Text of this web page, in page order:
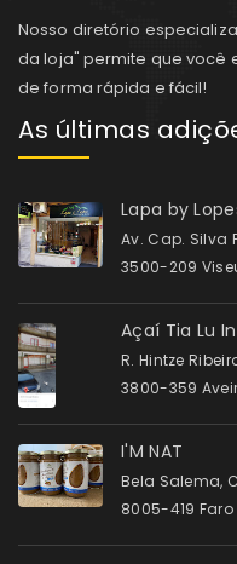
Nosso diretório
da loja" permite que você
de forma rápida e fácil!
As últimas
Lapa by
Av. Cap. Silva
3500-209
Açaí Tia Lu
R. Hintze
3800-359
I'M NAT
Bela Salema,
8005-419 Faro